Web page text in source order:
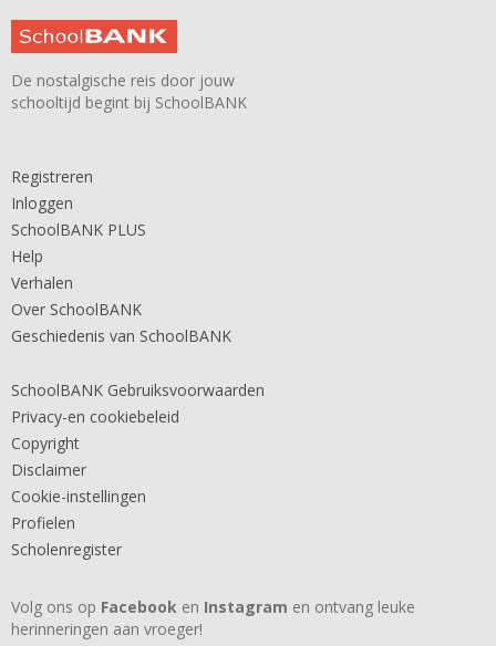
De nostalgische reis door jouw
schooltijd begint bij SchoolBANK
Registreren
Inloggen
SchoolBANK PLUS
Help
Verhalen
Over SchoolBANK
Geschiedenis van SchoolBANK
SchoolBANK Gebruiksvoorwaarden
Privacy-en cookiebeleid
Copyright
Disclaimer
Cookie-instellingen
Profielen
Scholenregister
Volg ons op Facebook en Instagram en ontvang leuke
herinneringen aan vroeger!